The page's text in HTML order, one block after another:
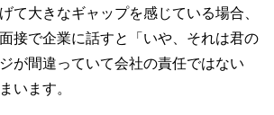
て大きなギャップを感じている場合、
接で企業に話すと「いや、それは君の
が間違っていて会社の責任ではない
います。